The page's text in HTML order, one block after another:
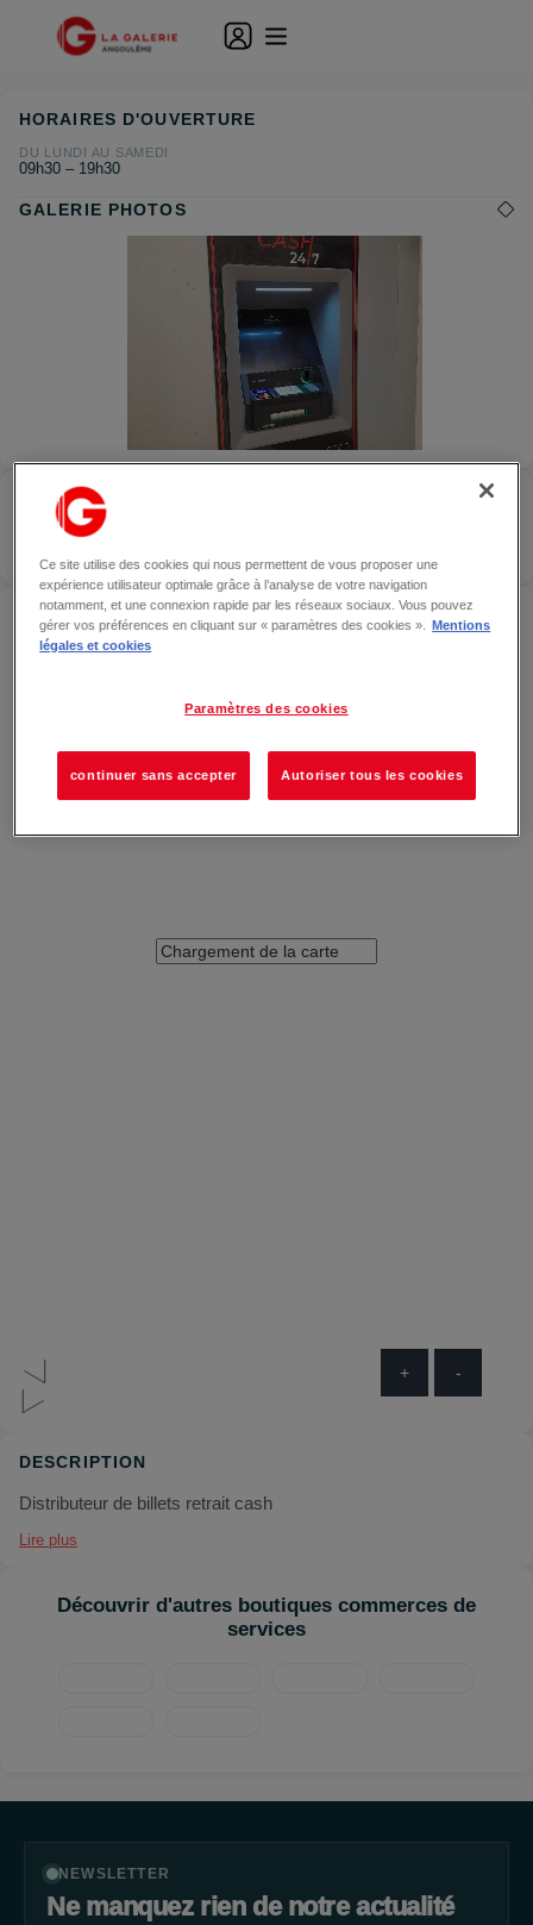
Distributeur LOOMIS
CHAMPNIERS
ACCÉDER À DISTRIBUTEUR LOOMIS — CHAMPNIERS
+ -
HORAIRES D'OUVERTURE
DU LUNDI AU SAMEDI
09h30 – 19h30
GALERIE PHOTOS
DESCRIPTION
Distributeur de billets retrait cash
Lire plus
Découvrir d'autres boutiques commerces de
services
NEWSLETTER
Ne manquez rien de notre actualité
Ce site utilise des cookies qui nous permettent de vous proposer une
expérience utilisateur optimale grâce à l’analyse de votre navigation
notamment, et une connexion rapide par les réseaux sociaux. Vous pouvez
gérer vos préférences en cliquant sur « paramètres des cookies ».
Mentions
légales et cookies
Paramètres des cookies
continuer sans accepter Autoriser tous les cookies